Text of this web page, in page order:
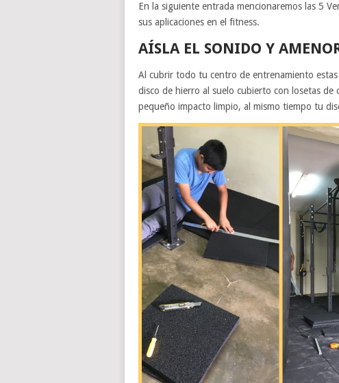
En la siguiente entrada mencionaremos las 5
sus aplicaciones en el fitness.
AÍSLA EL SONIDO Y
Al cubrir todo tu centro de entrenamiento
disco de hierro al suelo cubierto con losetas
pequeño impacto limpio, al mismo tiempo tu